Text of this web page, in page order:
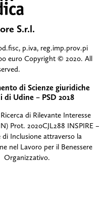
S.r.l.
p.iva, reg.imp.prov.pi
euro Copyright © 2020. All
di Scienze giuridiche
di Udine – PSD 2018
di Rilevante Interesse
Prot. 2020CJL288 INSPIRE –
di Inclusione attraverso la
nel Lavoro per il Benessere
Organizzativo.